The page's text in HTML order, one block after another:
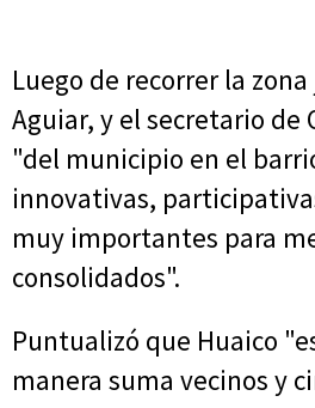
Luego de recorrer la
Aguiar, y el secretario de
"del municipio en el
innovativas,
muy importantes para
consolidados".
Puntualizó que Huaico
manera suma vecinos y